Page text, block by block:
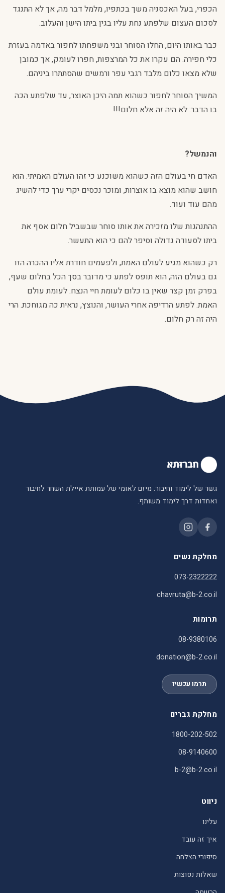
הכפרי, בעל האכסניה משך בכתפיו, מלמל דבר מה, אך לא התנגד
לסכום העצום שלפתע נחת עליו בגין ביתו הישן והעלוב.
כבר באותו היום, החלו הסוחר ובני משפחתו לחפור באדמה בעזרת
כלי חפירה. הם עקרו את כל המרצפות, חפרו לעומק, אך כמובן
שלא מצאו כלום מלבד רגבי עפר ורמשים שהסתתרו ביניהם.
המשיך הסוחר לחפור כשהוא תמה היכן האוצר, עד שלפתע הכה
בו הדבר: לא היה זה אלא חלום!!!
והנמשל?
האדם חי בעולם הזה כשהוא משוכנע כי זהו העולם האמיתי. הוא
חושב שהוא מוצא בו אוצרות, ומוכר נכסים יקרי ערך כדי להשיג
מהם עוד ועוד.
ההתנהגות שלו מזכירה את אותו סוחר שבשביל חלום אסף את
ביתו לסעודה גדולה וסיפר להם כי הוא התעשר.
רק כשהוא מגיע לעולם האמת, ולפעמים חודרת אליו ההכרה הזו
גם בעולם הזה, הוא תופס לפתע כי מדובר בסך הכל בחלום שעף,
בפרק זמן קצר שאין בו כלום לעומת חיי הנצח. לעומת עולם
האמת. לפתע הרדיפה אחרי העושר, והנוצץ, נראית כה מגוחכת. הרי
היה זה רק חלום.
גשר של לימוד וחיבור. מיזם לאומי של עמותת איילת השחר לחיבור
ואחדות דרך לימוד משותף.
מחלקת נשים
073-2322222
chavruta@b-2.co.il
תרומות
08-9380106
donation@b-2.co.il
תרמו עכשיו
מחלקת גברים
1800-202-502
08-9140600
b-2@b-2.co.il
ניווט
עלינו
איך זה עובד
סיפורי הצלחה
שאלות נפוצות